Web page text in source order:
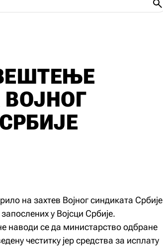
на захтев Војног синдиката Србије
у Војсци Србије.
наводи се да министарство одбране
честитку јер средства за исплату